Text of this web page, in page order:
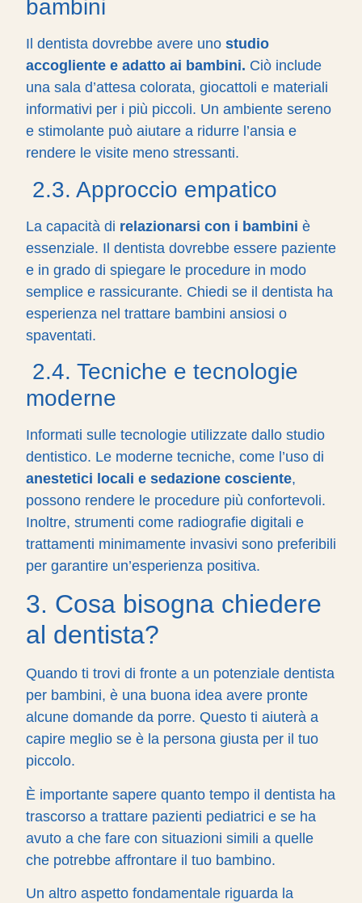
bambini
Il dentista dovrebbe avere uno studio
accogliente e adatto ai bambini. Ciò include
una sala d’attesa colorata, giocattoli e materiali
informativi per i più piccoli. Un ambiente sereno
e stimolante può aiutare a ridurre l’ansia e
rendere le visite meno stressanti.
2.3. Approccio empatico
La capacità di relazionarsi con i bambini è
essenziale. Il dentista dovrebbe essere paziente
e in grado di spiegare le procedure in modo
semplice e rassicurante. Chiedi se il dentista ha
esperienza nel trattare bambini ansiosi o
spaventati.
2.4. Tecniche e tecnologie
moderne
Informati sulle tecnologie utilizzate dallo studio
dentistico. Le moderne tecniche, come l’uso di
anestetici locali e sedazione cosciente,
possono rendere le procedure più confortevoli.
Inoltre, strumenti come radiografie digitali e
trattamenti minimamente invasivi sono preferibili
per garantire un’esperienza positiva.
3. Cosa bisogna chiedere
al dentista?
Quando ti trovi di fronte a un potenziale dentista
per bambini, è una buona idea avere pronte
alcune domande da porre. Questo ti aiuterà a
capire meglio se è la persona giusta per il tuo
piccolo.
È importante sapere quanto tempo il dentista ha
trascorso a trattare pazienti pediatrici e se ha
avuto a che fare con situazioni simili a quelle
che potrebbe affrontare il tuo bambino.
Un altro aspetto fondamentale riguarda la